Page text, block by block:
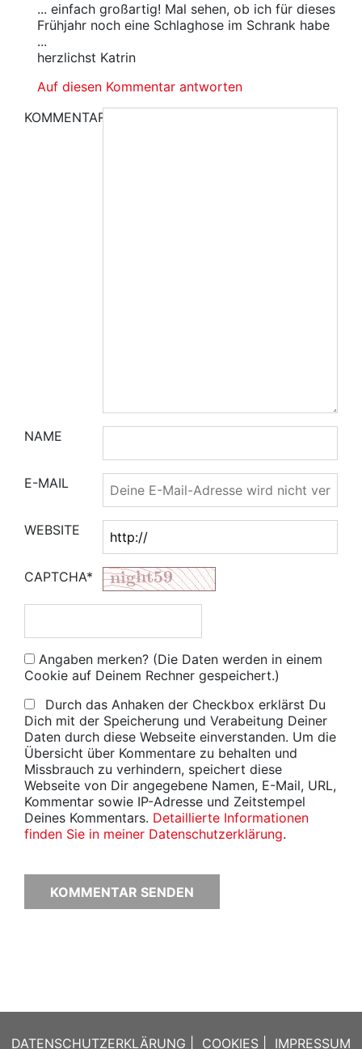
... einfach großartig! Mal sehen, ob ich für dieses
Frühjahr noch eine Schlaghose im Schrank habe
...
herzlichst Katrin
Auf diesen Kommentar antworten
KOMMENTAR
NAME
E-MAIL
WEBSITE
CAPTCHA*
Angaben merken? (Die Daten werden in einem
Cookie auf Deinem Rechner gespeichert.)
Durch das Anhaken der Checkbox erklärst Du
Dich mit der Speicherung und Verabeitung Deiner
Daten durch diese Webseite einverstanden. Um die
Übersicht über Kommentare zu behalten und
Missbrauch zu verhindern, speichert diese
Webseite von Dir angegebene Namen, E-Mail, URL,
Kommentar sowie IP-Adresse und Zeitstempel
Deines Kommentars. Detaillierte Informationen
finden Sie in meiner Datenschutzerklärung.
DATENSCHUTZERKLÄRUNG COOKIES IMPRESSUM